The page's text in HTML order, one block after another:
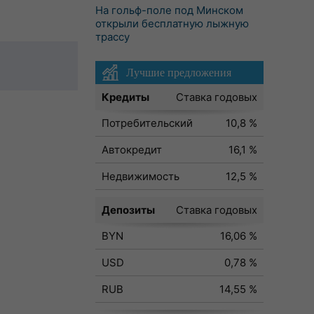
На гольф-поле под Минском
открыли бесплатную лыжную
трассу
Лучшие предложения
Кредиты
Ставка годовых
Потребительский
10,8 %
Автокредит
16,1 %
Недвижимость
12,5 %
Депозиты
Ставка годовых
BYN
16,06 %
USD
0,78 %
RUB
14,55 %